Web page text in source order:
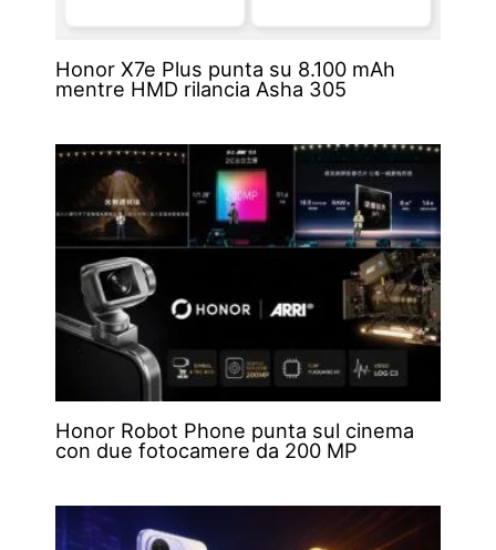
Honor X7e Plus punta su 8.100 mAh
mentre HMD rilancia Asha 305
Honor Robot Phone punta sul cinema
con due fotocamere da 200 MP